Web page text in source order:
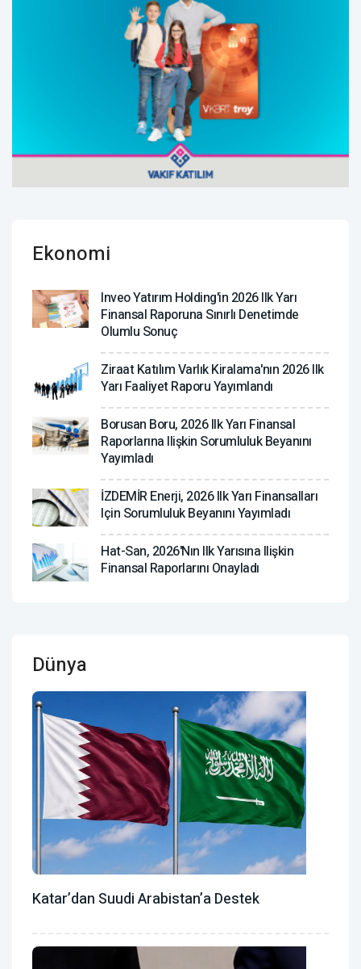
Ekonomi
Inveo Yatırım Holding'in 2026 Ilk Yarı
Finansal Raporuna Sınırlı Denetimde
Olumlu Sonuç
Ziraat Katılım Varlık Kiralama'nın 2026 Ilk
Yarı Faaliyet Raporu Yayımlandı
Borusan Boru, 2026 Ilk Yarı Finansal
Raporlarına Ilişkin Sorumluluk Beyanını
Yayımladı
İZDEMİR Enerji, 2026 Ilk Yarı Finansalları
Için Sorumluluk Beyanını Yayımladı
Hat-San, 2026'nın Ilk Yarısına Ilişkin
Finansal Raporlarını Onayladı
Dünya
Katar’dan Suudi Arabistan’a Destek